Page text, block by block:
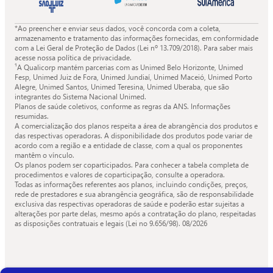
*Ao preencher e enviar seus dados, você concorda com a coleta,
armazenamento e tratamento das informações fornecidas, em conformidade
com a Lei Geral de Proteção de Dados (Lei nº 13.709/2018). Para saber mais
acesse nossa política de privacidade.
¹A Qualicorp mantém parcerias com as Unimed Belo Horizonte, Unimed
Fesp, Unimed Juiz de Fora, Unimed Jundiaí, Unimed Maceió, Unimed Porto
Alegre, Unimed Santos, Unimed Teresina, Unimed Uberaba, que são
integrantes do Sistema Nacional Unimed.
Planos de saúde coletivos, conforme as regras da ANS. Informações
resumidas.
A comercialização dos planos respeita a área de abrangência dos produtos e
das respectivas operadoras. A disponibilidade dos produtos pode variar de
acordo com a região e a entidade de classe, com a qual os proponentes
mantêm o vínculo.
Os planos podem ser coparticipados. Para conhecer a tabela completa de
procedimentos e valores de coparticipação, consulte a operadora.
Todas as informações referentes aos planos, incluindo condições, preços,
rede de prestadores e sua abrangência geográfica, são de responsabilidade
exclusiva das respectivas operadoras de saúde e poderão estar sujeitas a
alterações por parte delas, mesmo após a contratação do plano, respeitadas
as disposições contratuais e legais (Lei no 9.656/98). 08/2026